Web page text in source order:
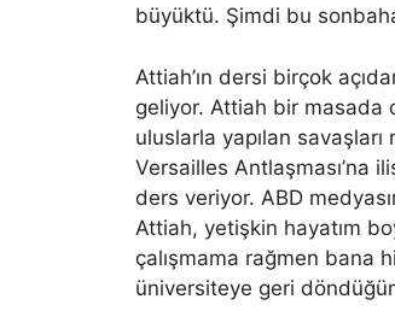
büyüktü. Şimdi bu
Attiah’ın dersi birçok
geliyor. Attiah bir masada
uluslarla yapılan savaşları
Versailles Antlaşması’na
ders veriyor. ABD
Attiah, yetişkin hayatım
çalışmama rağmen bana
üniversiteye geri